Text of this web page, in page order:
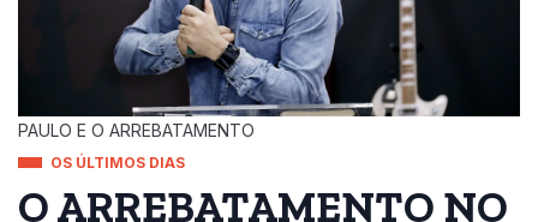
PAULO E O ARREBATAMENTO
OS ÚLTIMOS DIAS
O ARREBATAMENTO NO